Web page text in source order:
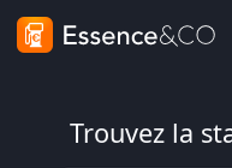
Trouvez la